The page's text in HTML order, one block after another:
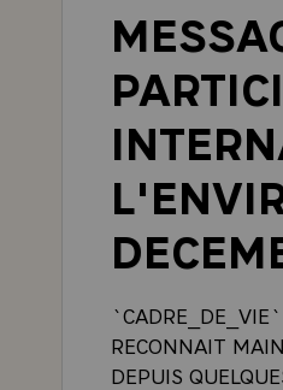
RECONNAIT
DEPUIS